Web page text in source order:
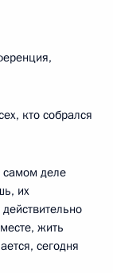
кто собрался
деле
их
жить
сегодня